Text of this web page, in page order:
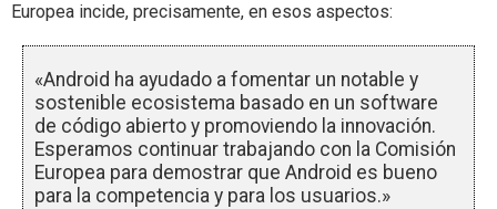
Europea incide, precisamente, en esos aspectos:
«Android ha ayudado a fomentar un notable y
sostenible ecosistema basado en un software
de código abierto y promoviendo la innovación.
Esperamos continuar trabajando con la Comisión
Europea para demostrar que Android es bueno
para la competencia y para los usuarios.»